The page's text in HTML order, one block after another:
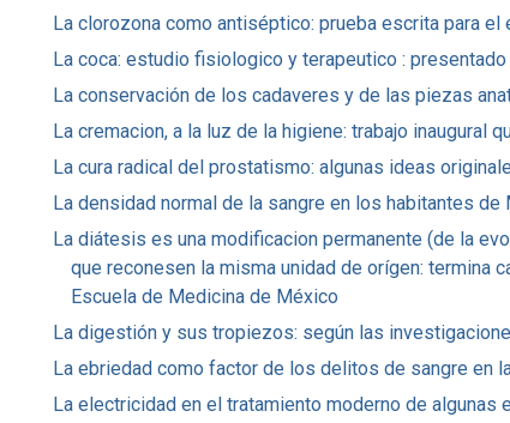
La clorozona como antiséptico: prueba escrita para
La coca: estudio fisiologico y terapeutico :
La conservación de los cadaveres y de las piezas
La cremacion, a la luz de la higiene: trabajo inaugural
La cura radical del prostatismo: algunas ideas
La densidad normal de la sangre en los habitantes
La diátesis es una modificacion permanente (de la
que reconesen la misma unidad de orígen: termina
Escuela de Medicina de México
La digestión y sus tropiezos: según las
La ebriedad como factor de los delitos de sangre en
La electricidad en el tratamiento moderno de